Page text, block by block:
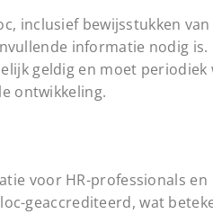
inclusief bewijsstukken
informatie nodig is.
geldig en moet
ontwikkeling.
voor HR-professionals en
geaccrediteerd, wat